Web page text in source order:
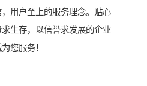
用户至上的服务理念。贴心
生存，以信誉求发展的企业
您服务！